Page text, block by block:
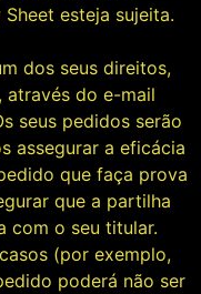
esteja sujeita.
dos seus direitos,
do e-mail
seus pedidos serão
assegurar a eficácia
que faça prova
que a partilha
com o seu titular.
(por exemplo,
poderá não ser